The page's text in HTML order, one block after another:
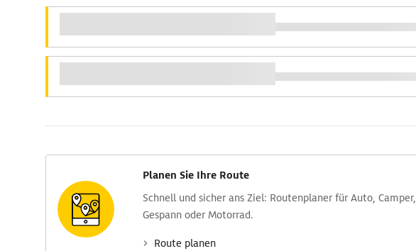
Planen Sie Ihre Route
Schnell und sicher ans Ziel: Routen­planer für Auto, Camper,
Gespann oder Motorrad.
Route planen